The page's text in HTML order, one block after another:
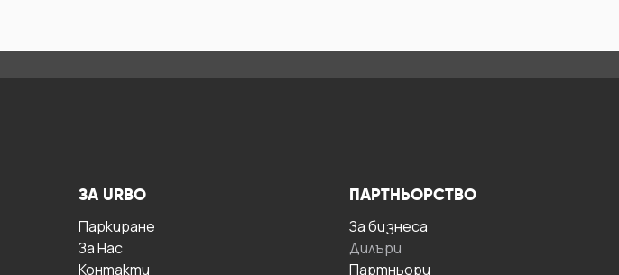
ЗА URBO
Паркиране
За Hас
Контакти
ПАРТНЬОРСТВО
За бизнесa
Дилъри
Партньори